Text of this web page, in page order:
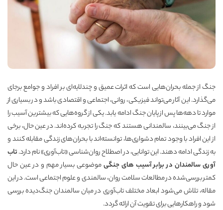
جنگ از جمله بحران‌هایی است که اثرات عمیق و چندلایه‌ای بر افراد و جوامع برجای
می‌گذارد. این آثار می‌تواند فیزیکی، روانی، اجتماعی و اقتصادی باشد و در بسیاری از
موارد تا دهه‌ها پس از پایان جنگ ادامه یابد. یکی از گروه‌هایی که بیشترین آسیب را
از جنگ می‌بینند، سالمندانی هستند که جنگ را تجربه کرده‌اند. در عین حال، برخی
از این افراد با وجود تمام دشواری‌ها، توانسته‌اند با بحران‌های زندگی مقابله کنند و
به زندگی ادامه دهند. این توانایی، در اصطلاح روان‌شناسی «تاب‌آوری» نام دارد.تاب
آوری سالمندان در برابر آسیب های جنگیموضوعی بسیار مهم و در عین حال
کمتر بررسی‌شده در مطالعات سلامت روان، سالمندی و علوم اجتماعی است. در این
مقاله، تلاش می‌شود ابعاد مختلف تاب‌آوری در میان سالمندان جنگ‌دیده بررسی
شود و راهکارهایی برای تقویت آن ارائه گردد.